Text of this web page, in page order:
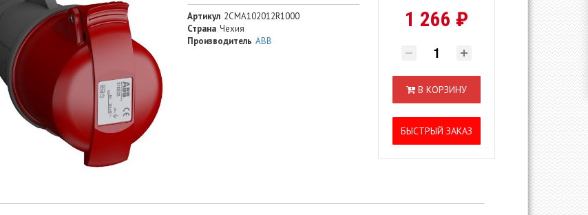
1 266 ₽
В КОРЗИНУ
БЫСТРЫЙ ЗАКАЗ
Артикул 2CMA102012R1000
Страна Чехия
Производитель ABB